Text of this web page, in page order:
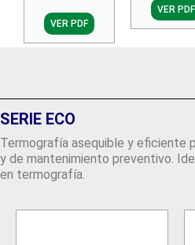
VER PDF
VER PDF
SERIE ECO
Termografía asequible y eficiente
y de mantenimiento preventivo.
en termografía.